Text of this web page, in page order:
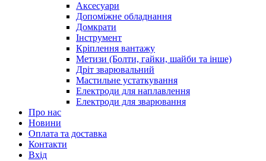
Аксесуари
Допоміжне обладнання
Домкрати
Інструмент
Кріплення вантажу
Метизи (Болти, гайки, шайби та інше)
Дріт зварювальний
Мастильне устаткування
Електроди для наплавлення
Електроди для зварювання
Про нас
Новини
Оплата та доставка
Контакти
Вхiд